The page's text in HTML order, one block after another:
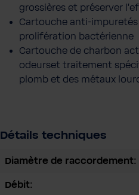
grossières et préserver
Cartouche anti-
prolifération bactérienne
Cartouche de charbon
odeurset traitement
plomb et des métaux
Détails techniques
Diamètre de raccordement:
Débit: